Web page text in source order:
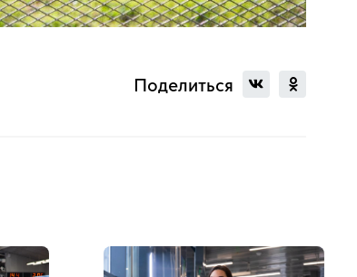
Поделиться